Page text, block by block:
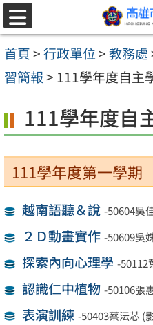
跳至主要內容區
選
單
首頁>行政單位>教務處
習簡報> 111學年度自主
111學年度自
111學年度第一學期
越南語聽＆說 -50604吳
２Ｄ動畫實作 -50609吳
探索內向心理學 -50112
認識仁中植物 -50106張
表演訓練 -50403蔡沄芯 (